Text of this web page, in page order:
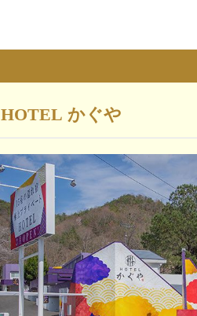
HOTEL かぐや